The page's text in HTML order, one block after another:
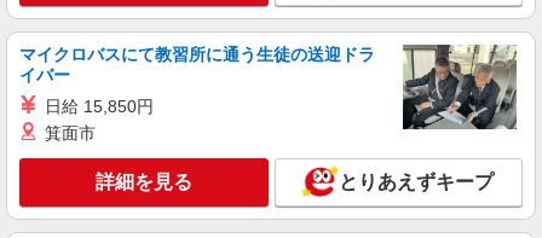
+゜ 入社祝い金10万円支給(規定有) お友達を紹介
頂くと, インセンティブ支給(規定有) ★月2回払
い・週払い可能（規程有）★ ゜・。○。・゜
岐阜県岐阜市のdocomoショップ
キープ 詳細を見る
正社員
株式会社シエロ
【softbank】の携帯販売スタッフ
給与 大卒・院卒：月給210000円〜350000
マイクロバスにて教習所に通う生徒の送迎ドラ
イバー
日給 15,850円
箕面市
詳細を見る とりあえずキープ